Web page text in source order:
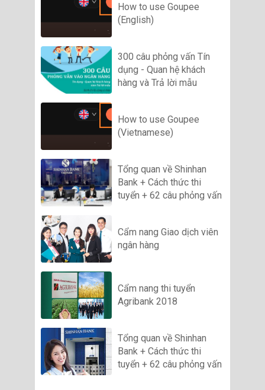
How to use Goupee
(English)
300 câu phỏng vấn Tín
dụng - Quan hệ khách
hàng và Trả lời mẫu
How to use Goupee
(Vietnamese)
Tổng quan về Shinhan
Bank + Cách thức thi
tuyển + 62 câu phỏng vấn
Cẩm nang Giao dịch viên
ngân hàng
Cẩm nang thi tuyển
Agribank 2018
Tổng quan về Shinhan
Bank + Cách thức thi
tuyển + 62 câu phỏng vấn